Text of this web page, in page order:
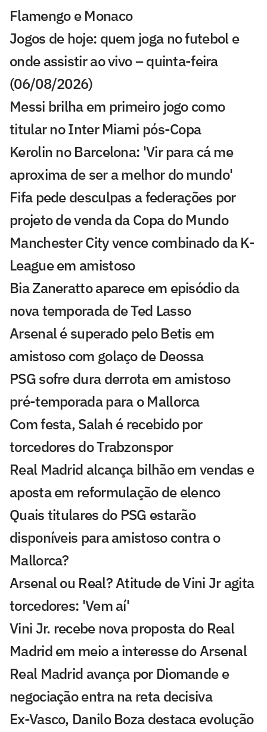
Flamengo e Monaco
Jogos de hoje: quem joga no futebol e
onde assistir ao vivo – quinta-feira
(06/08/2026)
Messi brilha em primeiro jogo como
titular no Inter Miami pós-Copa
Kerolin no Barcelona: 'Vir para cá me
aproxima de ser a melhor do mundo'
Fifa pede desculpas a federações por
projeto de venda da Copa do Mundo
Manchester City vence combinado da K-
League em amistoso
Bia Zaneratto aparece em episódio da
nova temporada de Ted Lasso
Arsenal é superado pelo Betis em
amistoso com golaço de Deossa
PSG sofre dura derrota em amistoso
pré-temporada para o Mallorca
Com festa, Salah é recebido por
torcedores do Trabzonspor
Real Madrid alcança bilhão em vendas e
aposta em reformulação de elenco
Quais titulares do PSG estarão
disponíveis para amistoso contra o
Mallorca?
Arsenal ou Real? Atitude de Vini Jr agita
torcedores: 'Vem aí'
Vini Jr. recebe nova proposta do Real
Madrid em meio a interesse do Arsenal
Real Madrid avança por Diomande e
negociação entra na reta decisiva
Ex-Vasco, Danilo Boza destaca evolução